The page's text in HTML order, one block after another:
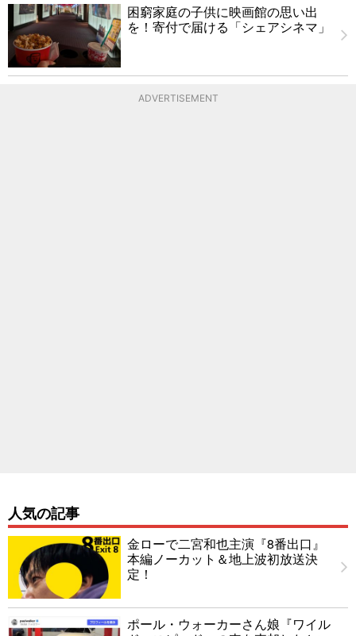
困窮家庭の子供に映画館の思い出
を！寄付で届ける「シェアシネマ」
ADVERTISEMENT
人気の記事
金ローで二宮和也主演『8番出口』
本編ノーカット＆地上波初放送決
定！
ポール・ウォーカーさん娘『ワイル